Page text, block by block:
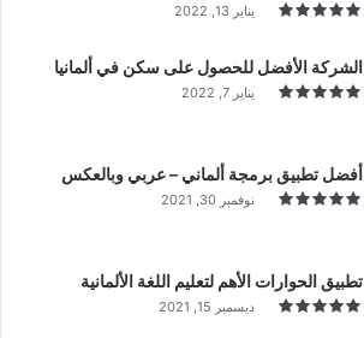
يناير 13, 2022
الشركة الأفضل للحصول على سكن في ألمانيا
يناير 7, 2022
أفضل تطبيق برمجة ألماني – عربي وبالعكس
نوفمبر 30, 2021
تطبيق الحوارات الأهم لتعليم اللغة الألمانية
ديسمبر 15, 2021